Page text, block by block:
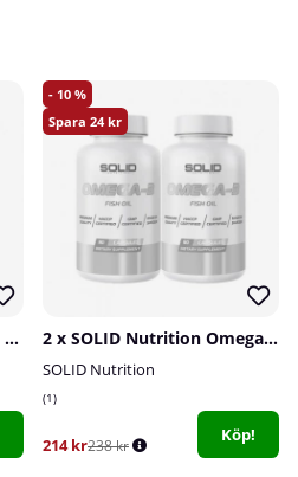
SOLID Nutrition Omega-3, 90 caps
10
24
2 x SOLID Nutrition Omega-3, 90 caps
SOLID Nutrition
1
214 kr238 kr
Köp!